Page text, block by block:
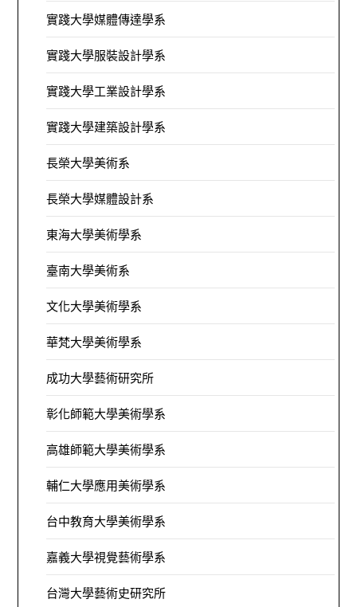
實踐大學媒體傳達學系
實踐大學服裝設計學系
實踐大學工業設計學系
實踐大學建築設計學系
長榮大學美術系
長榮大學媒體設計系
東海大學美術學系
臺南大學美術系
文化大學美術學系
華梵大學美術學系
成功大學藝術研究所
彰化師範大學美術學系
高雄師範大學美術學系
輔仁大學應用美術學系
台中教育大學美術學系
嘉義大學視覺藝術學系
台灣大學藝術史研究所